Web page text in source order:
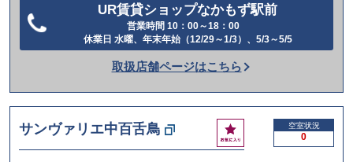
UR賃貸ショップなかもず駅前
営業時間 10：00～18：00
休業日 水曜、年末年始（12/29～1/3）、5/3～5/5
話
か
け
る
取扱店舗ページはこちら
サンヴァリエ中百舌鳥
お
気
空室状況
0